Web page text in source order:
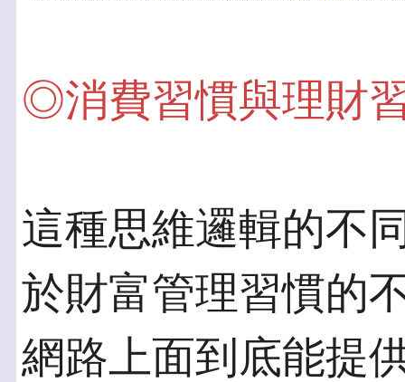
◎消費習慣與理財
這種思維邏輯的不
於財富管理習慣的
網路上面到底能提